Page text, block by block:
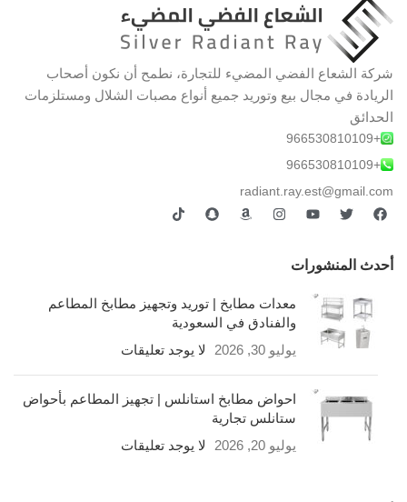
شركة الشعاع الفضي المضيء للتجارة، نطمح أن نكون أصحاب
الريادة في مجال بيع وتوريد جميع أنواع مصبات الشلال ومستلزمات
الحدائق
+966530810109
+966530810109
radiant.ray.est@gmail.com
أحدث المنشورات
معدات مطابخ | توريد وتجهيز مطابخ المطاعم
والفنادق في السعودية
يوليو 30, 2026
لا يوجد تعليقات
احواض مطابخ استانلس | تجهيز المطاعم بأحواض
ستانلس تجارية
يوليو 20, 2026
لا يوجد تعليقات